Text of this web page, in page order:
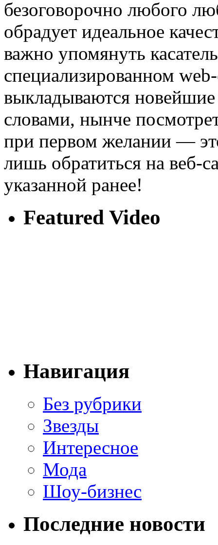
безоговорочно любого
обрадует идеальное
важно упомянуть
специализированном
выкладываются
словами, нынче
при первом желании —
лишь обратиться на веб-
указанной ранее!
Featured Video
Навигация
Без рубрики
Звезды
Интересное
Мода
Шоу-бизнес
Последние новости